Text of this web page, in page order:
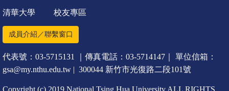
清華大學 校友專區
成員介紹／聯繫窗口
代表號：03-5715131 ｜傳真電話：03-5714147｜ 單位信箱：
gsa@my.nthu.edu.tw | 300044 新竹市光復路二段101號
Copyright (c) 2019 National Tsing Hua University ALL RIGHTS